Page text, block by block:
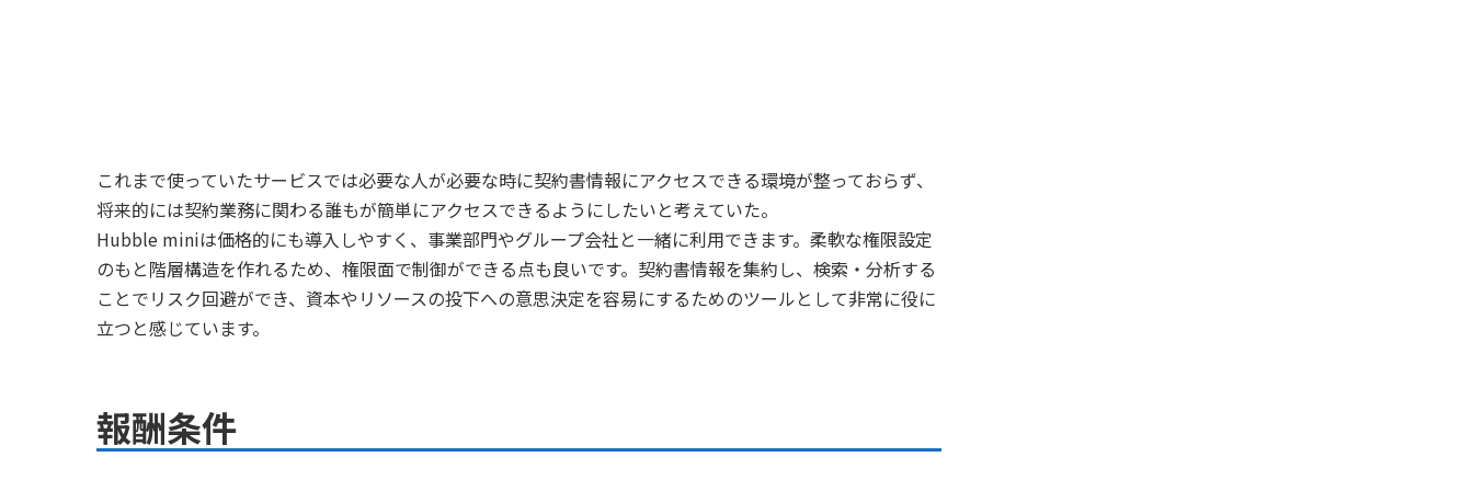
これまで使っていたサービスでは必要な人が必要な時に契約書情報にアクセスできる環境が整っておらず、
将来的には契約業務に関わる誰もが簡単にアクセスできるようにしたいと考えていた。
Hubble miniは価格的にも導入しやすく、事業部門やグループ会社と一緒に利用できます。柔軟な権限設定
のもと階層構造を作れるため、権限面で制御ができる点も良いです。契約書情報を集約し、検索・分析する
ことでリスク回避ができ、資本やリソースの投下への意思決定を容易にするためのツールとして非常に役に
立つと感じています。
報酬条件